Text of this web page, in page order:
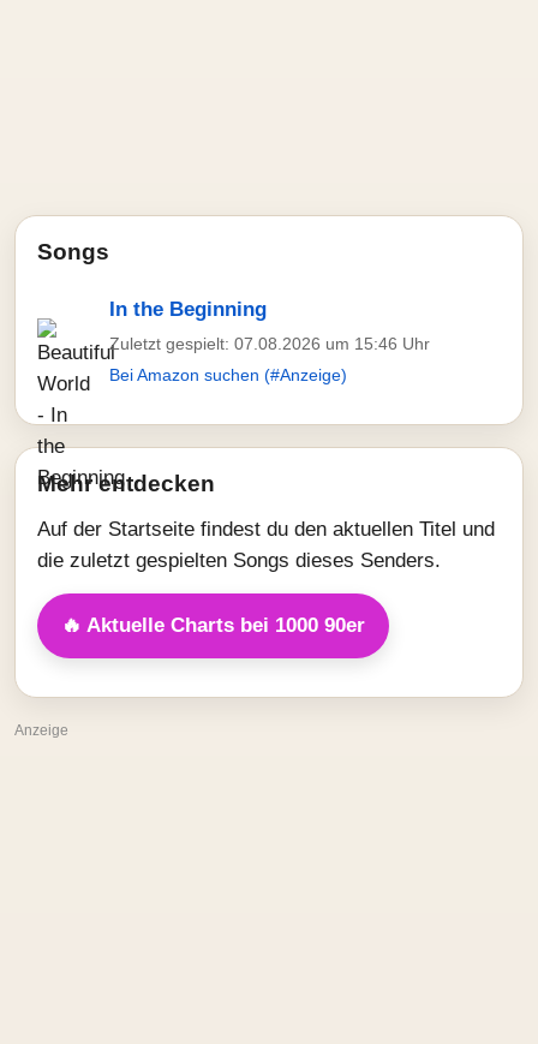
Songs
In the Beginning
Zuletzt gespielt: 07.08.2026 um 15:46 Uhr
Bei Amazon suchen (#Anzeige)
Mehr entdecken
Auf der Startseite findest du den aktuellen Titel und
die zuletzt gespielten Songs dieses Senders.
🔥 Aktuelle Charts bei 1000 90er
Anzeige